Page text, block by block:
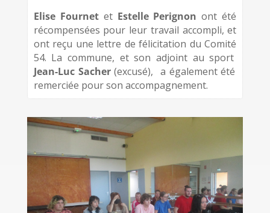
Elise Fournetet Estelle Perignon ont été
récompensées pour leur travail accompli, et
ont reçu une lettre de félicitation du Comité
54. La commune, et son adjoint au sport
Jean-Luc Sacher(excusé), a également été
remerciée pour son accompagnement.